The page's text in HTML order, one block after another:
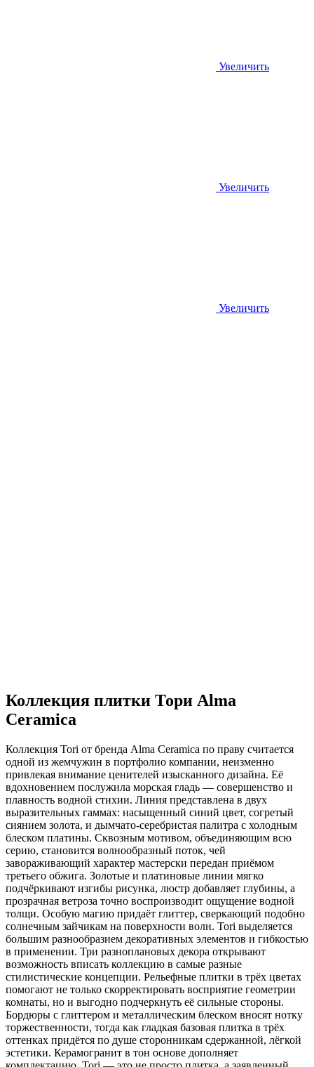
Увеличить
Увеличить
Увеличить
Коллекция плитки Тори Аlma
Ceramica
Коллекция Tori от бренда Alma Ceramica по праву считается
одной из жемчужин в портфолио компании, неизменно
привлекая внимание ценителей изысканного дизайна. Её
вдохновением послужила морская гладь — совершенство и
плавность водной стихии. Линия представлена в двух
выразительных гаммах: насыщенный синий цвет, согретый
сиянием золота, и дымчато-серебристая палитра с холодным
блеском платины. Сквозным мотивом, объединяющим всю
серию, становится волнообразный поток, чей
завораживающий характер мастерски передан приёмом
третьего обжига. Золотые и платиновые линии мягко
подчёркивают изгибы рисунка, люстр добавляет глубины, а
прозрачная ветроза точно воспроизводит ощущение водной
толщи. Особую магию придаёт глиттер, сверкающий подобно
солнечным зайчикам на поверхности волн. Tori выделяется
большим разнообразием декоративных элементов и гибкостью
в применении. Три разноплановых декора открывают
возможность вписать коллекцию в самые разные
стилистические концепции. Рельефные плитки в трёх цветах
помогают не только скорректировать восприятие геометрии
комнаты, но и выгодно подчеркнуть её сильные стороны.
Бордюры с глиттером и металлическим блеском вносят нотку
торжественности, тогда как гладкая базовая плитка в трёх
оттенках придётся по душе сторонникам сдержанной, лёгкой
эстетики. Керамогранит в тон основе дополняет